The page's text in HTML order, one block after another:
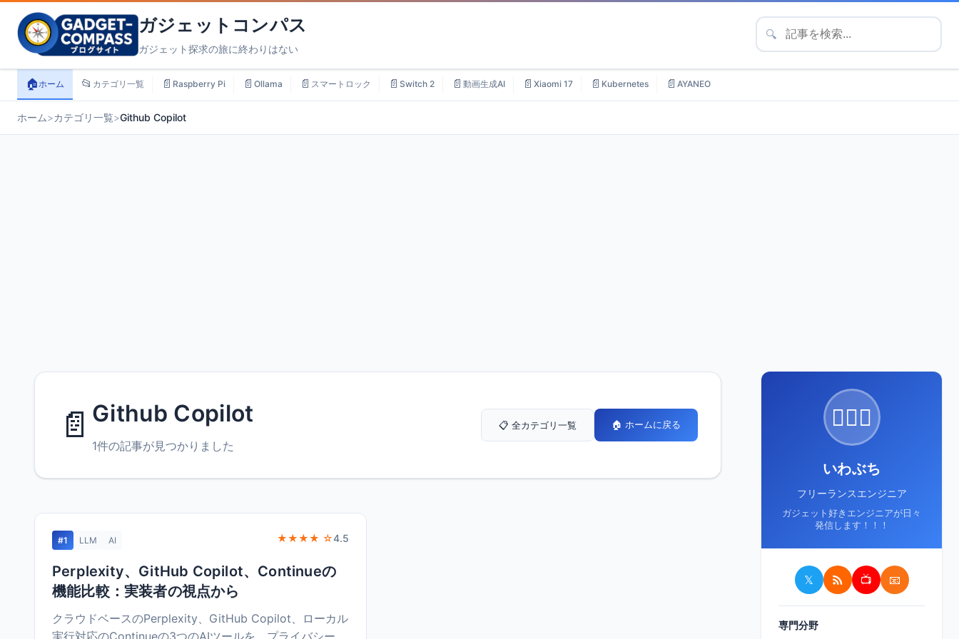
ガジェットコンパス
ガジェット探求の旅に終わりはない
🔍
🏠ホーム 📂 カテゴリ一覧 📄 Raspberry Pi 📄 Ollama 📄 スマートロック 📄 Switch 2 📄 動画生成AI 📄 Xiaomi 17 📄 Kubernetes 📄 AYANEO
ホーム>カテゴリ一覧>Github Copilot
📄 Github Copilot
1件の記事が見つかりました
📋 全カテゴリ一覧 🏠 ホームに戻る
#1 LLM AI ★★★★ ☆4.5
Perplexity、GitHub Copilot、Continueの
機能比較：実装者の視点から
クラウドベースのPerplexity、GitHub Copilot、ローカル
実行対応のContinueの3つのAIツールを、プライバシー、
🙋🏻‍♂️
いわぶち
フリーランスエンジニア
ガジェット好きエンジニアが日々
発信します！！！
𝕏 📺 📧
専門分野